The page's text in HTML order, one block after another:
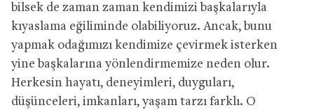
bilsek de zaman zaman kendimizi başkalarıyla
kıyaslama eğiliminde olabiliyoruz. Ancak, bunu
yapmak odağımızı kendimize çevirmek isterken
yine başkalarına yönlendirmemize neden olur.
Herkesin hayatı, deneyimleri, duyguları,
düşünceleri, imkanları, yaşam tarzı farklı. O